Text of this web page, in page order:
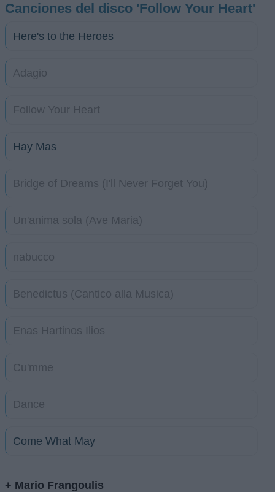
Canciones del disco 'Follow Your Heart'
Here's to the Heroes
Adagio
Follow Your Heart
Hay Mas
Bridge of Dreams (I'll Never Forget You)
Un'anima sola (Ave Maria)
nabucco
Benedictus (Cantico alla Musica)
Enas Hartinos Ilios
Cu'mme
Dance
Come What May
+ Mario Frangoulis